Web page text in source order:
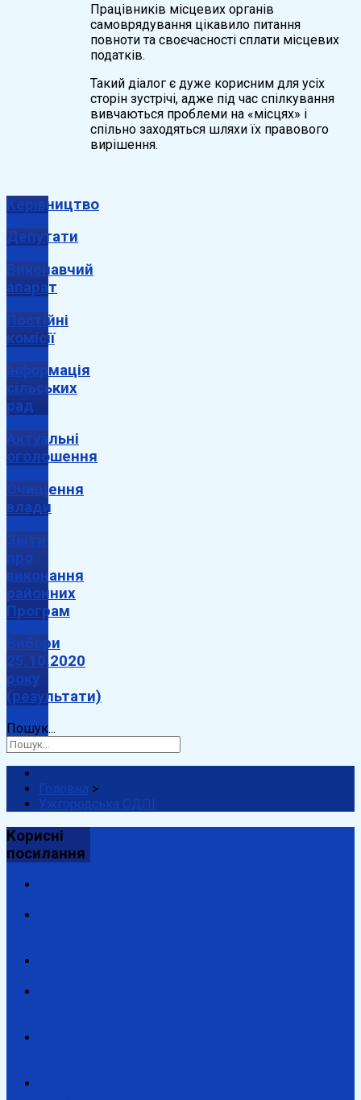
Працівників місцевих органів
самоврядування цікавило питання
повноти та своєчасності сплати місцевих
податків.
Такий діалог є дуже корисним для усіх
сторін зустрічі, адже під час спілкування
вивчаються проблеми на «місцях» і
спільно заходяться шляхи їх правового
вирішення.
Керівництво
Депутати
Виконавчий
апарат
Постійні
комісії
Інформація
сільських
рад
Актуальні
оголошення
Очищення
влади
Звіти
про
виконання
районних
Програм
Вибори
25.10.2020
року
(результати)
Пошук...
Головна >
Ужгородська ОДПІ
Корисні
посилання